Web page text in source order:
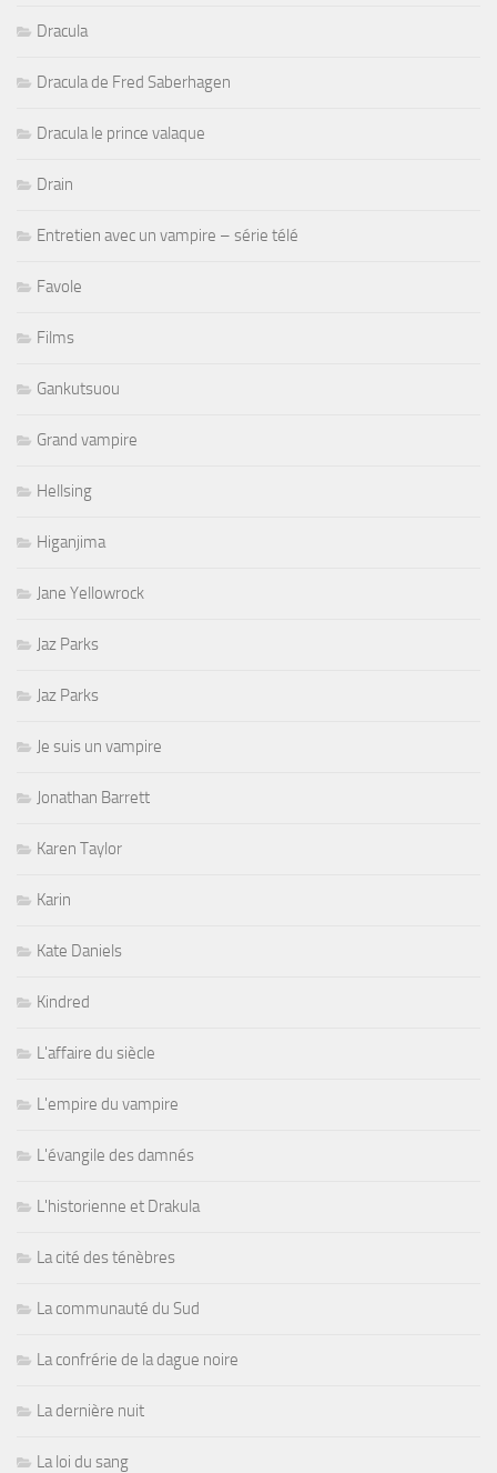
Dracula
Dracula de Fred Saberhagen
Dracula le prince valaque
Drain
Entretien avec un vampire – série télé
Favole
Films
Gankutsuou
Grand vampire
Hellsing
Higanjima
Jane Yellowrock
Jaz Parks
Jaz Parks
Je suis un vampire
Jonathan Barrett
Karen Taylor
Karin
Kate Daniels
Kindred
L'affaire du siècle
L'empire du vampire
L'évangile des damnés
L'historienne et Drakula
La cité des ténèbres
La communauté du Sud
La confrérie de la dague noire
La dernière nuit
La loi du sang